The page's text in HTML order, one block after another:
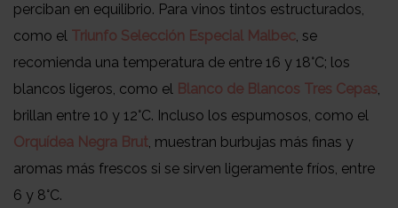
perciban en equilibrio. Para vinos tintos estructurados,
como el Triunfo Selección Especial Malbec, se
recomienda una temperatura de entre 16 y 18°C; los
blancos ligeros, como el Blanco de Blancos Tres Cepas,
brillan entre 10 y 12°C. Incluso los espumosos, como el
Orquídea Negra Brut, muestran burbujas más finas y
aromas más frescos si se sirven ligeramente fríos, entre
6 y 8°C.